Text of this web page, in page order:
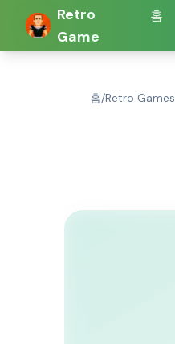
Retro
Game
홈
홈/Retro Games